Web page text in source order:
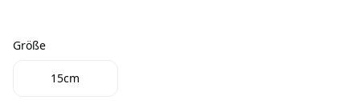
Größe
15cm